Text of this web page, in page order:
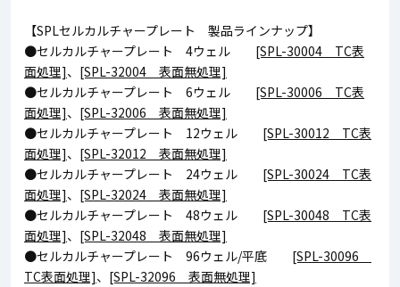
【SPLセルカルチャープレート 製品ラインナップ】
●セルカルチャープレート 4ウェル [SPL-30004 TC表
面処理]、 [SPL-32004 表面無処理]
●セルカルチャープレート 6ウェル [SPL-30006 TC表
面処理]、 [SPL-32006 表面無処理]
●セルカルチャープレート 12ウェル [SPL-30012 TC表
面処理]、 [SPL-32012 表面無処理]
●セルカルチャープレート 24ウェル [SPL-30024 TC表
面処理]、 [SPL-32024 表面無処理]
●セルカルチャープレート 48ウェル [SPL-30048 TC表
面処理]、 [SPL-32048 表面無処理]
●セルカルチャープレート 96ウェル/平底 [SPL-30096
TC表面処理]、 [SPL-32096 表面無処理]